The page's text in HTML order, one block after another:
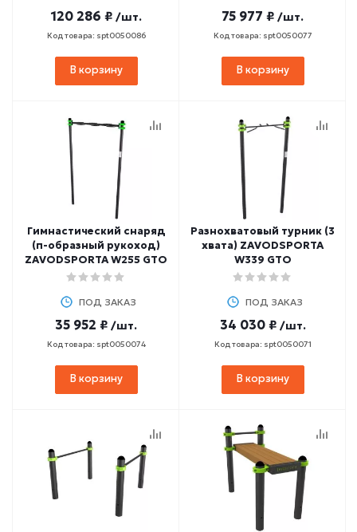
120 286 ₽ /шт.
Код товара: spt0050086
В корзину
75 977 ₽ /шт.
Код товара: spt0050077
В корзину
Гимнастический снаряд
(п-образный рукоход)
ZAVODSPORTA W255 GTO
ПОД ЗАКАЗ
35 952 ₽ /шт.
Код товара: spt0050074
В корзину
Разнохватовый турник (3
хвата) ZAVODSPORTA
W339 GTO
ПОД ЗАКАЗ
34 030 ₽ /шт.
Код товара: spt0050071
В корзину